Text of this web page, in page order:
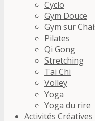
Cyclo
Gym Douce
Gym sur
Pilates
Qi Gong
Stretching
Tai Chi
Volley
Yoga
Yoga du rire
Activités Créatives